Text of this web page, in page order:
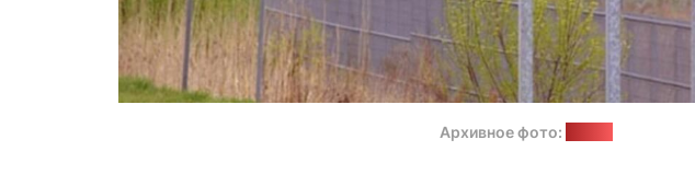
Архивное фото: